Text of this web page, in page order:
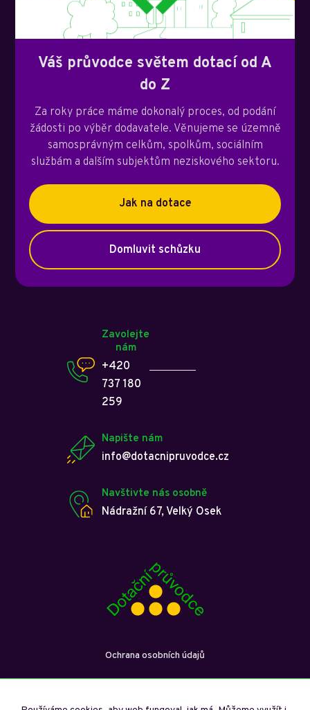
Váš průvodce světem dotací od A
do Z
Za roky práce máme dokonalý proces, od podání
žádosti po výběr dodavatele. Věnujeme se územně
samosprávným celkům, spolkům, sociálním
službám a dalším subjektům neziskového sektoru.
Jak na dotace
Domluvit schůzku
Zavolejte
nám
+420
737 180
259
Napište nám
info@dotacnipruvodce.cz
Navštivte nás osobně
Nádražní 67, Velký Osek
Ochrana osobních údajů